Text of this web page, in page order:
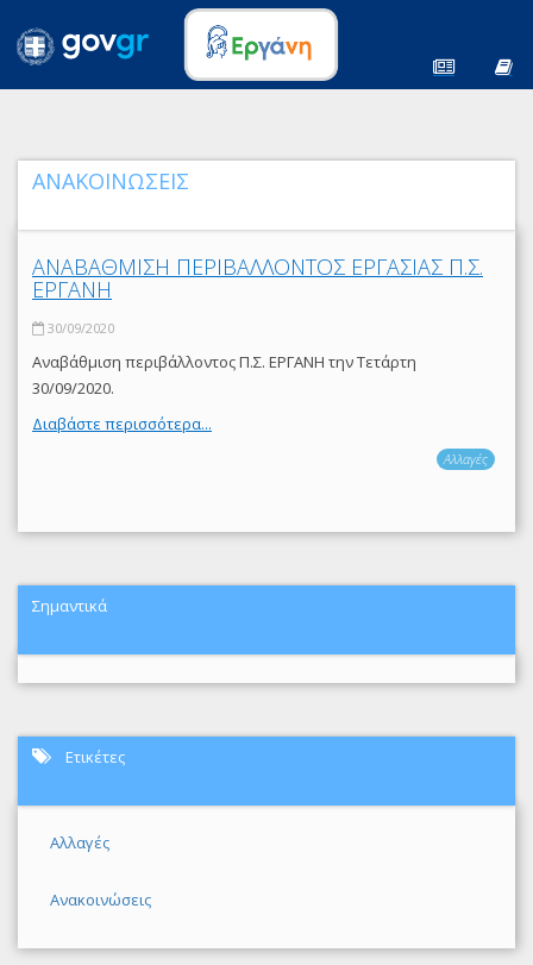
ΑΝΑΚΟΙΝΩΣΕΙΣ
ΑΝΑΒΑΘΜΙΣΗ ΠΕΡΙΒΑΛΛΟΝΤΟΣ ΕΡΓΑΣΙΑΣ Π.Σ.
ΕΡΓΑΝΗ
30/09/2020
Αναβάθμιση περιβάλλοντος Π.Σ. ΕΡΓΑΝΗ την Τετάρτη
30/09/2020.
Διαβάστε περισσότερα...
Αλλαγές
Σημαντικά
Ετικέτες
Αλλαγές
Ανακοινώσεις